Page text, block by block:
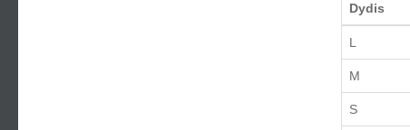
Dydis
L
M
S